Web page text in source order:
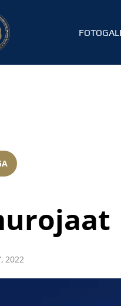
2022